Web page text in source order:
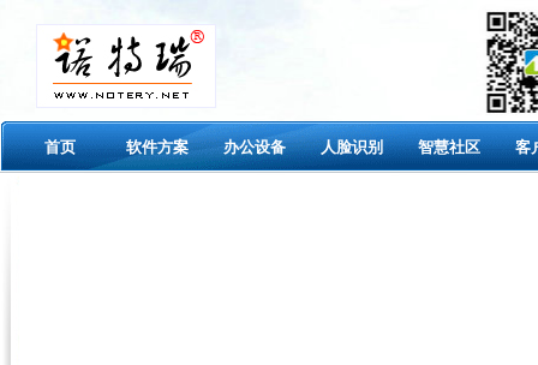
首页 软件方案 办公设备 人脸识别 智慧社区 客